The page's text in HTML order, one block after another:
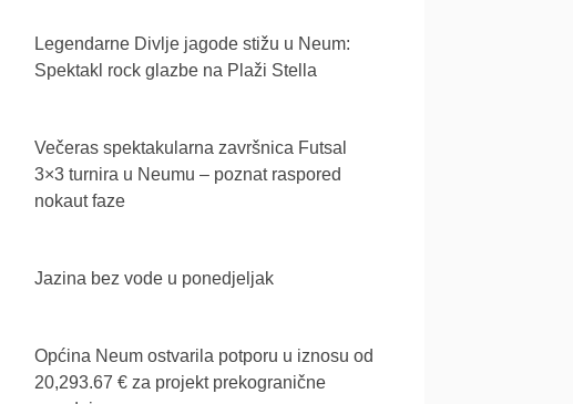
Legendarne Divlje jagode stižu u Neum:
Spektakl rock glazbe na Plaži Stella
Večeras spektakularna završnica Futsal
3×3 turnira u Neumu – poznat raspored
nokaut faze
Jazina bez vode u ponedjeljak
Općina Neum ostvarila potporu u iznosu od
20,293.67 € za projekt prekogranične